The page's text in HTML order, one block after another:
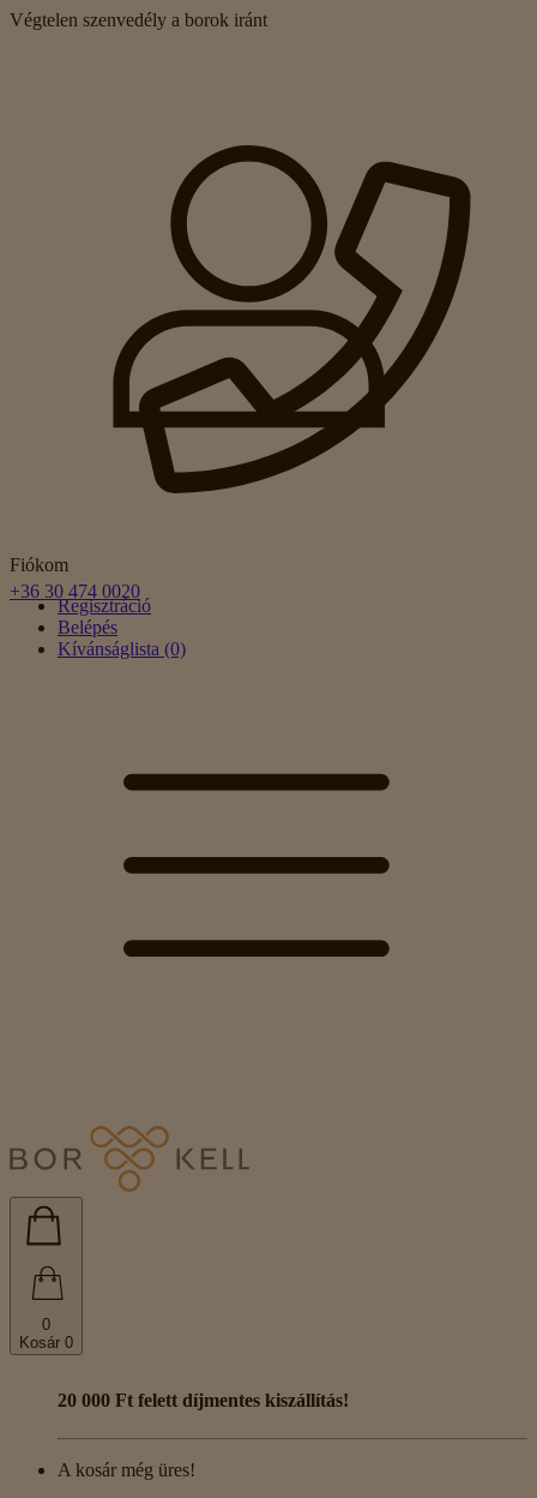
Végtelen szenvedély a borok iránt
Fiókom
Regisztráció
Belépés
Kívánságlista (0)
+36 30 474 0020
0
Kosár 0
20 000 Ft felett díjmentes kiszállítás!
A kosár még üres!